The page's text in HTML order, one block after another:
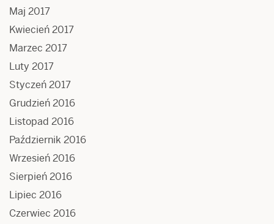
Maj 2017
Kwiecień 2017
Marzec 2017
Luty 2017
Styczeń 2017
Grudzień 2016
Listopad 2016
Październik 2016
Wrzesień 2016
Sierpień 2016
Lipiec 2016
Czerwiec 2016